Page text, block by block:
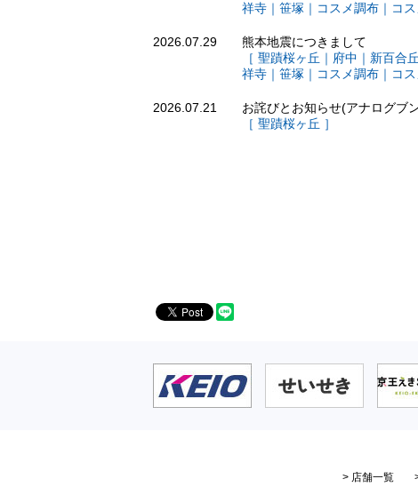
祥寺｜笹塚｜コスメ調布｜コス
2026.07.29
熊本地震につきまして
［ 聖蹟桜ヶ丘｜府中｜新百
祥寺｜笹塚｜コスメ調布｜コス
2026.07.21
お詫びとお知らせ(アナログブ
［ 聖蹟桜ヶ丘 ］
> 店舗一覧